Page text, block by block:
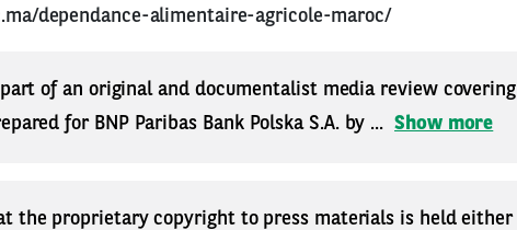
dependance-alimentaire-agricole-maroc/
of an original and documentalist media review covering
for BNP Paribas Bank Polska S.A. by ... Show more
the proprietary copyright to press materials is held either